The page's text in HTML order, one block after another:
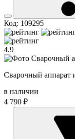
Код: 109295
4.9
Сварочный аппарат
в наличии
4 790 ₽